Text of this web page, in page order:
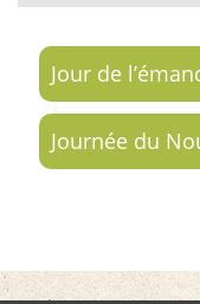
Jour de
Journée du